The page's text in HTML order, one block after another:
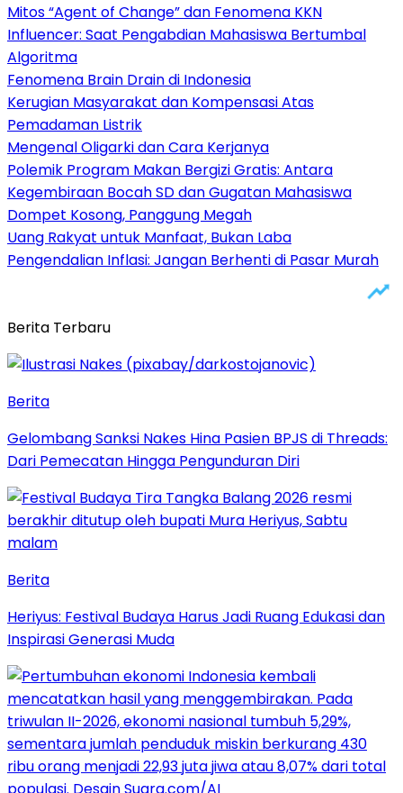
Mitos “Agent of Change” dan Fenomena KKN
Influencer: Saat Pengabdian Mahasiswa Bertumbal
Algoritma
Fenomena Brain Drain di Indonesia
Kerugian Masyarakat dan Kompensasi Atas
Pemadaman Listrik
Mengenal Oligarki dan Cara Kerjanya
Polemik Program Makan Bergizi Gratis: Antara
Kegembiraan Bocah SD dan Gugatan Mahasiswa
Dompet Kosong, Panggung Megah
Uang Rakyat untuk Manfaat, Bukan Laba
Pengendalian Inflasi: Jangan Berhenti di Pasar Murah
Berita Terbaru
Berita
Gelombang Sanksi Nakes Hina Pasien BPJS di Threads:
Dari Pemecatan Hingga Pengunduran Diri
Berita
Heriyus: Festival Budaya Harus Jadi Ruang Edukasi dan
Inspirasi Generasi Muda